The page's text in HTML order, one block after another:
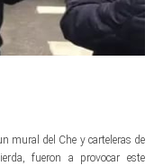
mural del Che y carteleras de
fueron a provocar este